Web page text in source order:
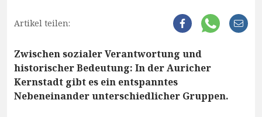
Artikel teilen:
Zwischen sozialer Verantwortung und
historischer Bedeutung: In der Auricher
Kernstadt gibt es ein entspanntes
Nebeneinander unterschiedlicher Gruppen.